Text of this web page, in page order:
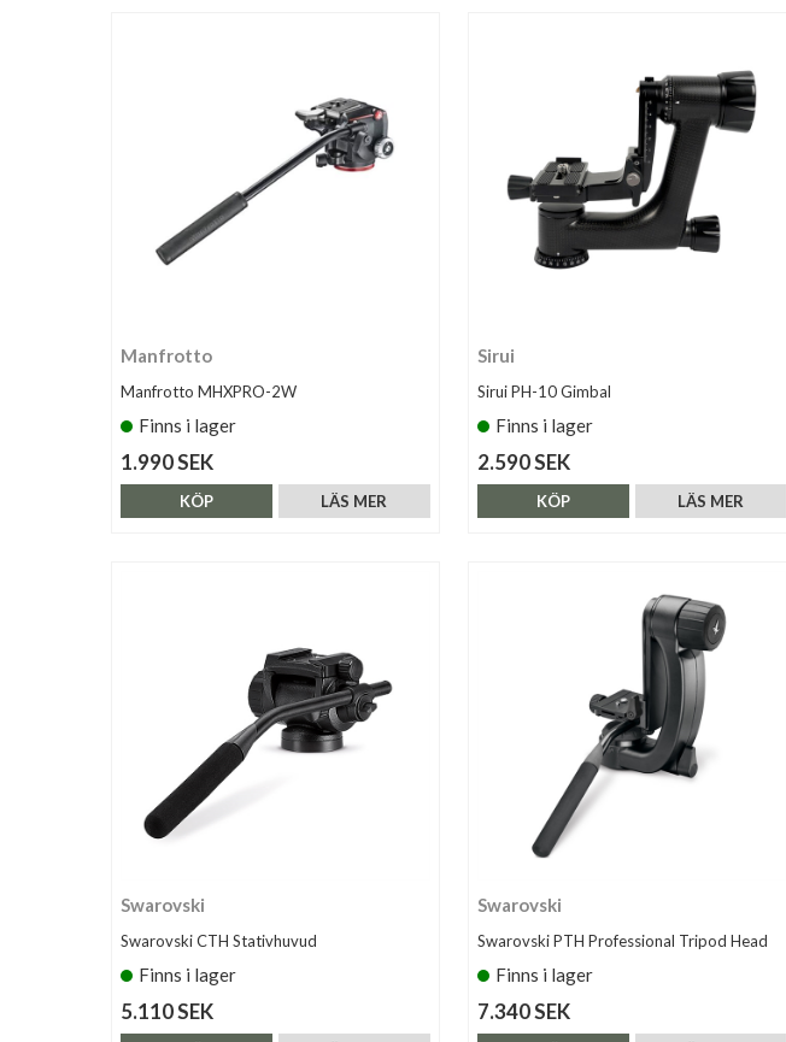
Manfrotto
Manfrotto MHXPRO-2W
Finns i lager
1.990 SEK
LÄS MER
KÖP
Sirui
Sirui PH-10 Gimbal
Finns i lager
2.590 SEK
LÄS MER
KÖP
Swarovski
Swarovski CTH Stativhuvud
Finns i lager
5.110 SEK
Swarovski
Swarovski PTH Professional Tripod Head
Finns i lager
7.340 SEK